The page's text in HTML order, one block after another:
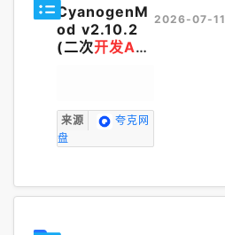
CyanogenM
od v2.10.2
(二次开发An
来源
夸克网
盘
2026-07-11